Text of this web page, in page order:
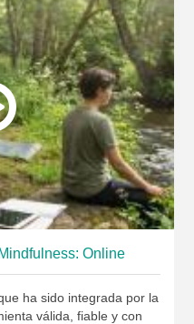
Online
ha sido integrada por la
válida, fiable y con